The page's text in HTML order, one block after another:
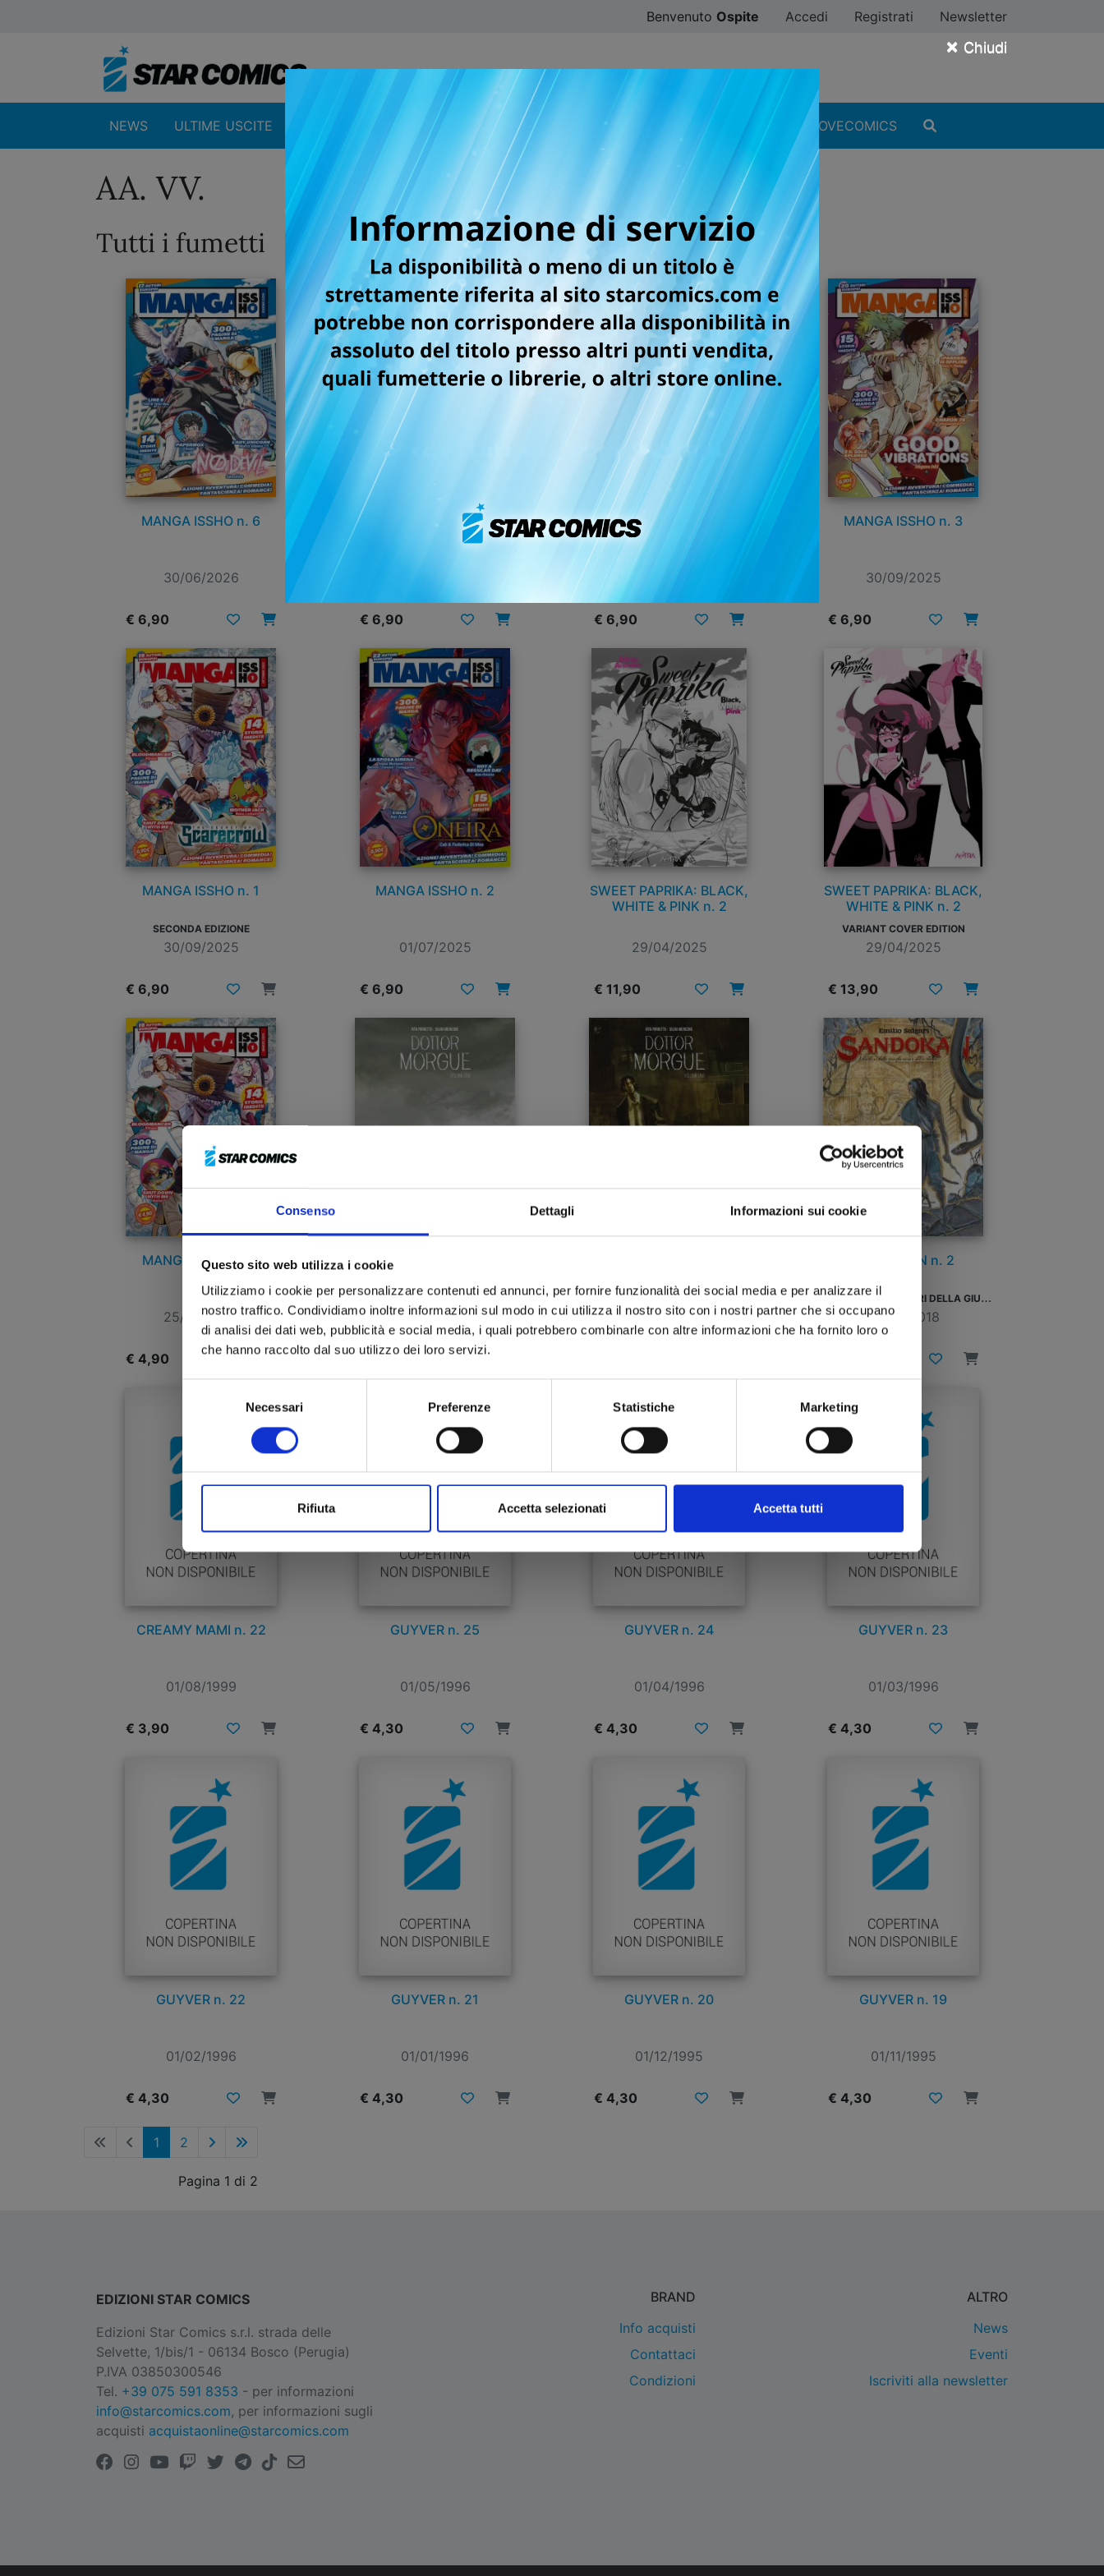
Consenso Dettagli Informazioni sui cookie
Questo sito web utilizza i cookie
Utilizziamo i cookie per personalizzare contenuti ed annunci, per fornire funzionalità dei social media e per analizzare il
nostro traffico. Condividiamo inoltre informazioni sul modo in cui utilizza il nostro sito con i nostri partner che si occupano
di analisi dei dati web, pubblicità e social media, i quali potrebbero combinarle con altre informazioni che ha fornito loro o
che hanno raccolto dal suo utilizzo dei loro servizi.
Necessari Preferenze Statistiche Marketing
Rifiuta Accetta selezionati Accetta tutti
× Chiudi
Benvenuto Ospite Accedi Registrati Newsletter
NEWS ULTIME USCITE CATALOGO SFOGLIA ONLINE DIGISTAR #ILOVEMANGA #ILOVECOMICS
AA. VV.
Tutti i fumetti
MANGA ISSHO n. 6
30/06/2026
€ 6,90
MANGA ISSHO n. 5
€ 6,90
MANGA ISSHO n. 4
25/11/2025
€ 6,90
MANGA ISSHO n. 3
30/09/2025
€ 6,90
MANGA ISSHO n. 1
SECONDA EDIZIONE
30/09/2025
€ 6,90
MANGA ISSHO n. 2
01/07/2025
€ 6,90
SWEET PAPRIKA: BLACK,
WHITE & PINK n. 2
29/04/2025
€ 11,90
SWEET PAPRIKA: BLACK,
WHITE & PINK n. 2
VARIANT COVER EDITION
29/04/2025
€ 13,90
MANGA ISSHO n. 1
25/03/2025
€ 4,90
DOTTOR MORGUE n. 2
21/11/2018
€ 19,90
17/10/2018
SANDOKAN n. 2
S
ANDOKAN - I MISTERI DELLA GIUNGLA NERA E ALTRE STORIE
07/02/2018
CREAMY MAMI n. 22
01/08/1999
€ 3,90
GUYVER n. 25
01/05/1996
€ 4,30
GUYVER n. 24
01/04/1996
€ 4,30
GUYVER n. 23
01/03/1996
€ 4,30
GUYVER n. 22
01/02/1996
€ 4,30
GUYVER n. 21
01/01/1996
€ 4,30
GUYVER n. 20
01/12/1995
€ 4,30
GUYVER n. 19
01/11/1995
€ 4,30
1 2
Pagina 1 di 2
EDIZIONI STAR COMICS
Edizioni Star Comics s.r.l. strada delle
Selvette, 1/bis/1 - 06134 Bosco (Perugia)
P.IVA 03850300546
Tel. +39 075 591 8353 - per informazioni
info@starcomics.com, per informazioni sugli
acquisti acquistaonline@starcomics.com
BRAND
Info acquisti
Contattaci
Condizioni
ALTRO
News
Eventi
Iscriviti alla newsletter